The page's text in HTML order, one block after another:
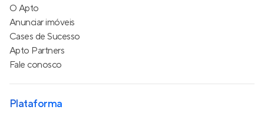
O Apto
Anunciar imóveis
Cases de Sucesso
Apto Partners
Fale conosco
Plataforma